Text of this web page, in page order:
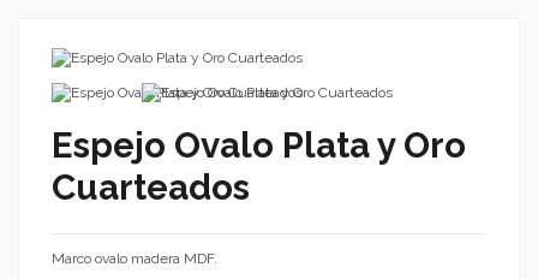
Espejo Ovalo Plata y Oro
Cuarteados
Marco ovalo madera MDF.